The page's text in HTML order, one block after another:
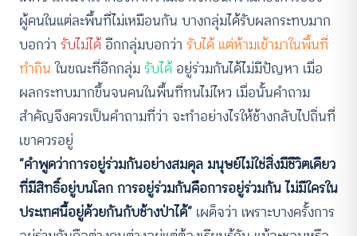
ผู้คนในแต่ละพื้นที่ไม่เหมือนกัน บางกลุ่มได้รับผลกระทบมาก
บอกว่า รับไม่ได้อีกกลุ่มบอกว่า รับได้ แต่ห้ามเข้ามาในพื้นที่
ทำกินในขณะที่อีกกลุ่มรับได้ อยู่ร่วมกันได้ไม่มีปัญหา เมื่อ
ผลกระทบมากขึ้นจนคนในพื้นที่ทนไม่ไหว เมื่อนั้นคำถาม
สำคัญจึงควรเป็นคำถามที่ว่า จะทำอย่างไรให้ช้างกลับไปถิ่นที่
เขาควรอยู่
“คำพูดว่าการอยู่ร่วมกันอย่างสมดุล มนุษย์ไม่ใช่สิ่งมีชีวิตเดียว
ที่มีสิทธิ์อยู่บนโลก การอยู่ร่วมกันคือการอยู่ร่วมกัน ไม่มีใครใน
ประเทศนี้อยู่ด้วยกันกับช้างป่าได้” เผด็จว่า เพราะบางครั้งการ